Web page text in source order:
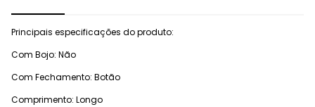
Principais especificações do produto:
Com Bojo: Não
Com Fechamento: Botão
Comprimento: Longo